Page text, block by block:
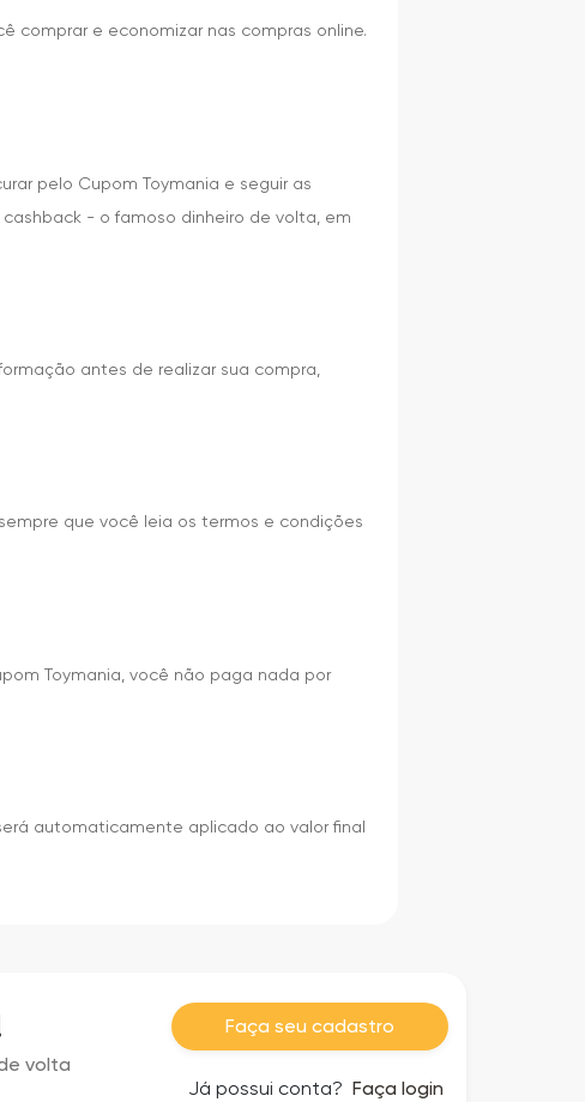
comprar e economizar nas compras online.
pelo Cupom Toymania e seguir as
- o famoso dinheiro de volta, em
antes de realizar sua compra,
que você leia os termos e condições
Toymania, você não paga nada por
automaticamente aplicado ao valor final
volta
Faça seu cadastro
Já possui conta? Faça login